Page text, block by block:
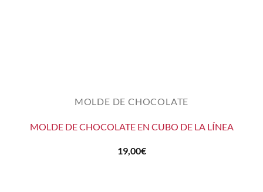
MOLDE DE CHOCOLATE
MOLDE DE CHOCOLATE EN CUBO DE LA LÍNEA
19,00€